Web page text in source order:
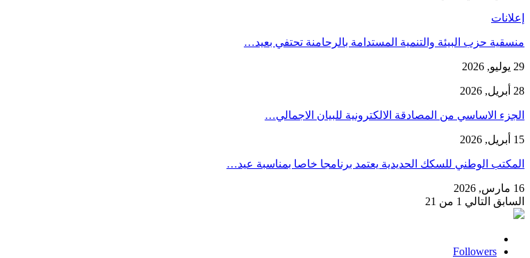
إعلانات
منسقية حزب البيئة والتنمية المستدامة بالرحامنة تحتفي بعيد…
29 يوليو, 2026
28 أبريل, 2026
الجزء الاساسي من المصادقة الالكترونية للبيان الاجمالي…
15 أبريل, 2026
المكتب الوطني للسكك الحديدية يعتمد برنامجا خاصا بمناسبة عيد…
16 مارس, 2026
السابق التالي 1 من 21
Followers